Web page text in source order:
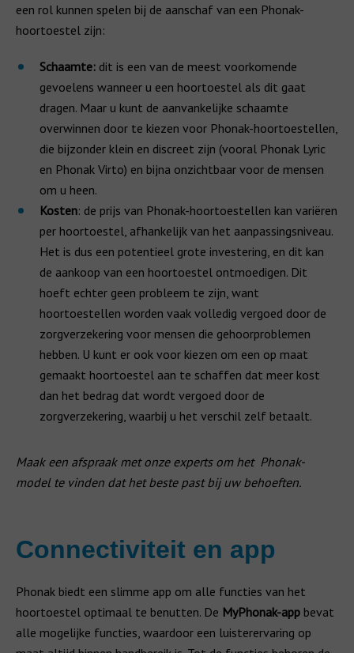
een rol kunnen spelen bij de aanschaf van een Phonak-
hoortoestel zijn:
Schaamte: dit is een van de meest voorkomende
gevoelens wanneer u een hoortoestel als dit gaat
dragen. Maar u kunt de aanvankelijke schaamte
overwinnen door te kiezen voor Phonak-hoortoestellen,
die bijzonder klein en discreet zijn (vooral Phonak Lyric
en Phonak Virto) en bijna onzichtbaar voor de mensen
om u heen.
Kosten: de prijs van Phonak-hoortoestellen kan variëren
per hoortoestel, afhankelijk van het aanpassingsniveau.
Het is dus een potentieel grote investering, en dit kan
de aankoop van een hoortoestel ontmoedigen. Dit
hoeft echter geen probleem te zijn, want
hoortoestellen worden vaak volledig vergoed door de
zorgverzekering voor mensen die gehoorproblemen
hebben. U kunt er ook voor kiezen om een op maat
gemaakt hoortoestel aan te schaffen dat meer kost
dan het bedrag dat wordt vergoed door de
zorgverzekering, waarbij u het verschil zelf betaalt.
Maak een afspraak met onze experts om het Phonak-
model te vinden dat het beste past bij uw behoeften.
Connectiviteit en app
Phonak biedt een slimme app om alle functies van het
hoortoestel optimaal te benutten. De MyPhonak-app bevat
alle mogelijke functies, waardoor een luisterervaring op